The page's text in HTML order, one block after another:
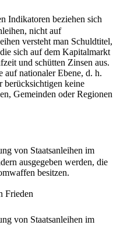
Indikatoren beziehen sich
nicht auf
versteht man Schuldtitel,
sich auf dem Kapitalmarkt
und schütten Zinsen aus.
nationaler Ebene, d. h.
berücksichtigen keine
Gemeinden oder Regionen
von Staatsanleihen im
ausgegeben werden, die
besitzen.
Frieden
von Staatsanleihen im